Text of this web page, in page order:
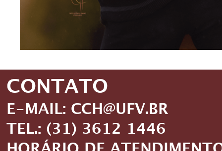
CONTATO
E-MAIL: CCH@UFV.BR
TEL.: (31) 3612 1446